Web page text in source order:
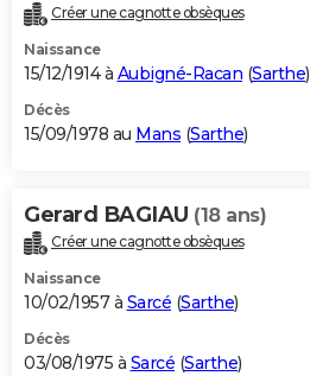
Créer une cagnotte obsèques
Naissance
15/12/1914 à Aubigné-Racan (Sarthe)
Décès
15/09/1978 au Mans (Sarthe)
Gerard BAGIAU (18 ans)
Créer une cagnotte obsèques
Naissance
10/02/1957 à Sarcé (Sarthe)
Décès
03/08/1975 à Sarcé (Sarthe)